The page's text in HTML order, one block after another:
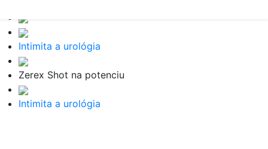
Intimita a urológia
Zerex Shot na potenciu
Intimita a urológia